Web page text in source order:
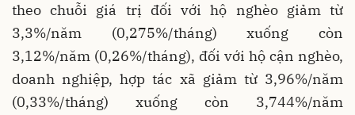
theo chuỗi giá trị đối với hộ nghèo giảm từ
3,3%/năm (0,275%/tháng) xuống còn
3,12%/năm (0,26%/tháng), đối với hộ cận nghèo,
doanh nghiệp, hợp tác xã giảm từ 3,96%/năm
(0,33%/tháng) xuống còn 3,744%/năm